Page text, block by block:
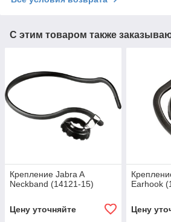
С этим товаром также
Крепление Jabra A
Neckband (14121-15)
Цену уточняйте
Earhook
Цену